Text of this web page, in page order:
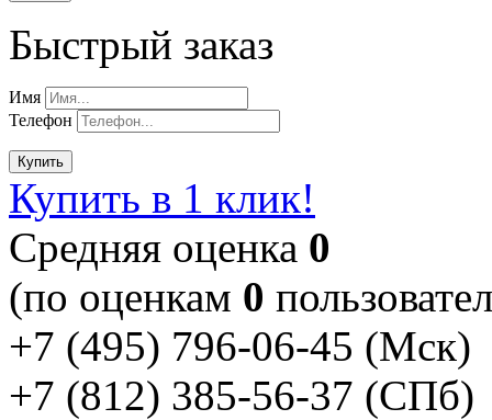
Быстрый заказ
Имя
Телефон
Купить
Купить в 1 клик!
Cредняя оценка 0
(по оценкам 0
+7 (495) 796-06-45 (Мск)
+7 (812) 385-56-37 (СПб)